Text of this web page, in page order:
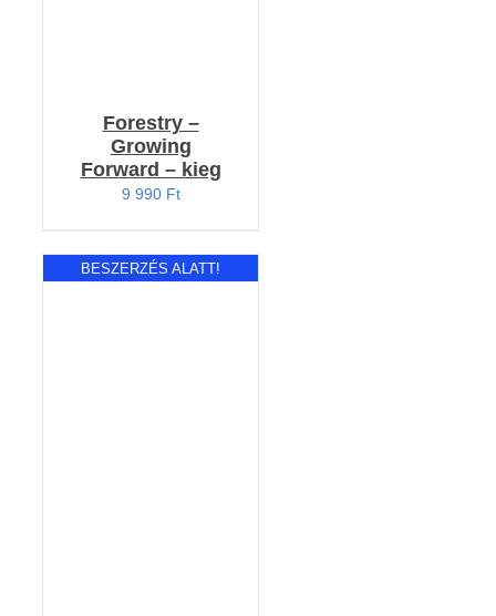
Forestry –
Growing
Forward – kieg
9 990 Ft
BESZERZÉS ALATT!